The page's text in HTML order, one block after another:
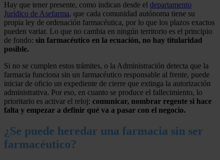
Hay que tener presente, como indican desde el departamento
Jurídico de Asefarma, que cada comunidad autónoma tiene su
propia ley de ordenación farmacéutica, por lo que los plazos exactos
pueden variar. Lo que no cambia en ningún territorio es el principio
de fondo: sin farmacéutico en la ecuación, no hay titularidad
posible.
Si no se cumplen estos trámites, o la Administración detecta que la
farmacia funciona sin un farmacéutico responsable al frente, puede
iniciar de oficio un expediente de cierre que extinga la autorización
administrativa. Por eso, en cuanto se produce el fallecimiento, lo
prioritario es activar el reloj: comunicar, nombrar regente si hace
falta y empezar a definir qué va a pasar con el negocio.
¿Se puede heredar una farmacia sin ser
farmacéutico?